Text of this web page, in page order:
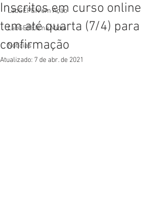
LabGEPEN em Ação
LabGEPEN na Mídia
Notícias
Inscritos em curso online
tem até quarta (7/4) para
confirmação
Atualizado: 7 de abr. de 2021